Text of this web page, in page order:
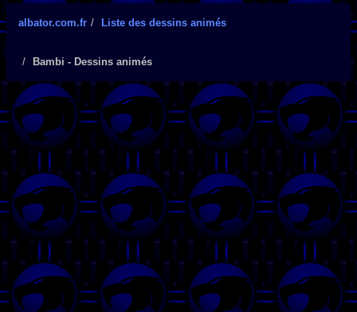
albator.com.fr Liste des dessins animés
Bambi - Dessins animés